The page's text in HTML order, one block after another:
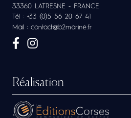
33360 LATRESNE - FRANCE
Tél : +33 (0)5 56 20 67 41
Mail : contact@b2marine.fr
Réalisation